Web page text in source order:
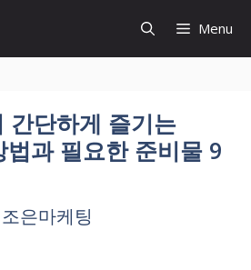
Menu
간단하게 즐기는
법과 필요한 준비물 9
은마케팅